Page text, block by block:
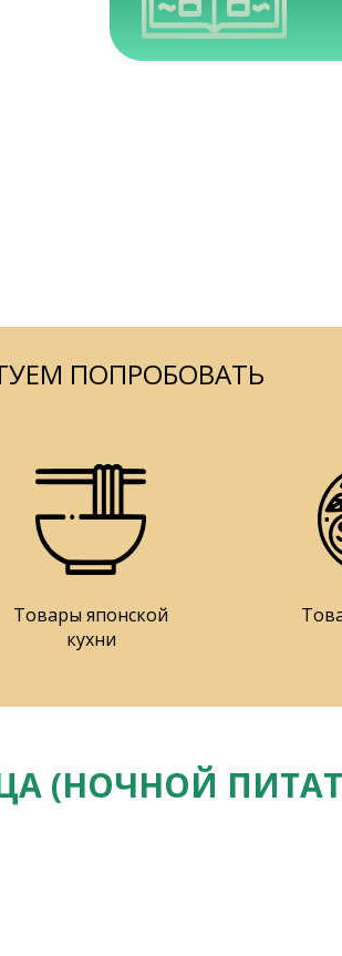
ПОПРОБОВАТЬ
Товары японской
кухни